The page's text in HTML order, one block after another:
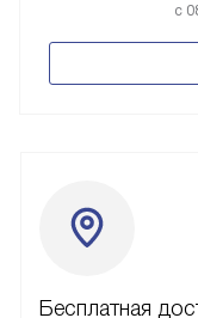
с
Бесплатная